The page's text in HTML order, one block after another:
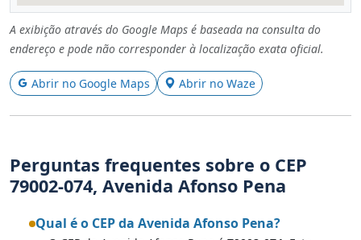
A exibição através do Google Maps é baseada na consulta do
endereço e pode não corresponder à localização exata oficial.
Abrir no Google Maps Abrir no Waze
Perguntas frequentes sobre o CEP
79002-074, Avenida Afonso Pena
Qual é o CEP da Avenida Afonso Pena?